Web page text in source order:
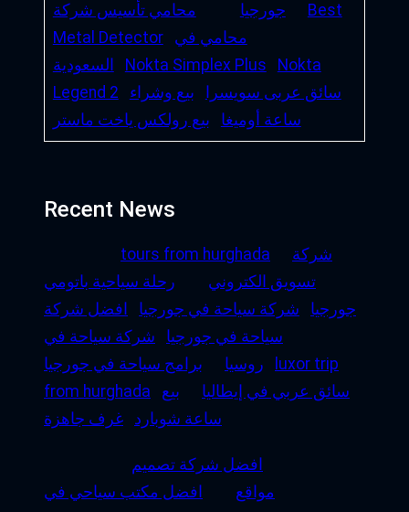
جورجيا
محامي تأسيس شركة
Best
Metal Detector
محامي في
السعودية
Nokta Simplex Plus
Nokta
Legend 2
سائق عربى سويسرا
بيع وشراء
ساعة أوميغا
بيع رولكس ياخت ماستر
Recent News
tours from hurghada
شركة
تسويق الكتروني
رحلة سياحية باتومي
جورجيا
شركة سياحة في جورجيا
افضل شركة
سياحة في جورجيا
شركة سياحة في
روسيا
برامج سياحة في جورجيا
luxor trip
from hurghada
سائق عربي في إيطاليا
بيع
ساعة شوبارد
غرف جاهزة
افضل شركة تصميم
مواقع
افضل مكتب سياحي في